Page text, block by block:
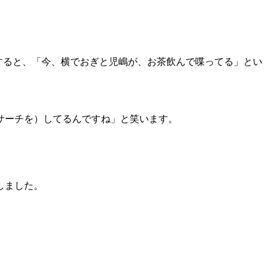
と、「今、横でおぎと児嶋が、お茶飲んで喋ってる」とい
チを）してるんですね」と笑います。
した。